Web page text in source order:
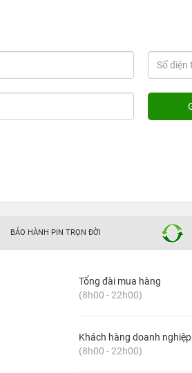
BẢO HÀNH PIN TRỌN ĐỜI
Tổng đài mua hàng
(8h00 - 22h00)
Khách hàng doanh nghiệp
(8h00 - 22h00)